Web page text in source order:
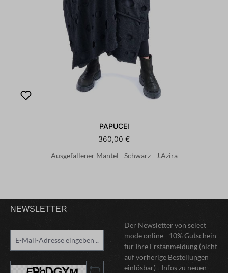
PAPUCEI
360,00 €
Ausgefallener Mantel - Schwarz - J.Azira
NEWSLETTER
Der Newsletter von select
mode online - 10% Gutschein
für Ihre Erstanmeldung (nicht
auf vorherige Bestellungen
einlösbar) - Infos zu neuen